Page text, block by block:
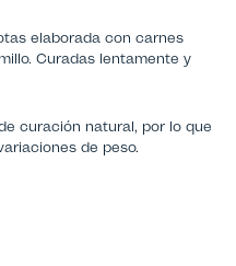
elaborada con carnes
Curadas lentamente y
curación natural, por lo que
de peso.